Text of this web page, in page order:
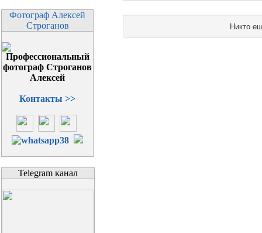
Фотограф Алексей
Строганов
Контакты >>
Telegram канал
Никто